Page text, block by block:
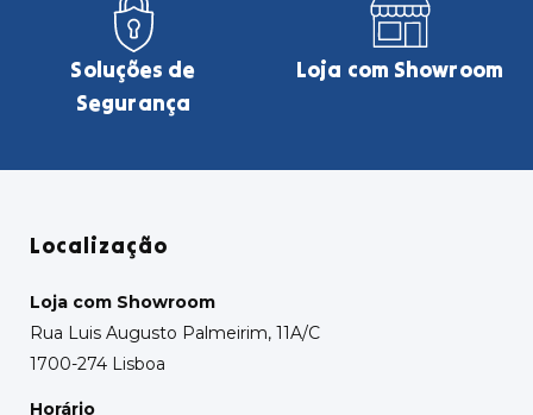
Soluções de
Segurança
Loja com Showroom
Localização
Loja com Showroom
Rua Luis Augusto Palmeirim, 11A/C
1700-274 Lisboa
Horário